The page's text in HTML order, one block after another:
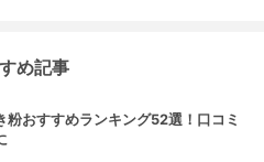
め記事
粉おすすめランキング52選！口コミ